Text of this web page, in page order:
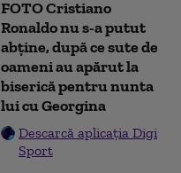
FOTO Cristiano
Ronaldo nu s-a putut
abține, după ce sute de
oameni au apărut la
biserică pentru nunta
lui cu Georgina
Descarcă aplicația Digi
Sport